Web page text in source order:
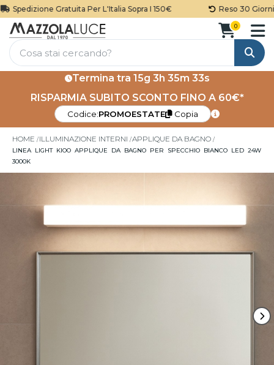
Spedizione Gratuita Per L'Italia Sopra I 150€ Reso 30 Giorni
Cerca
0
Termina tra 15g 3h 35m 32s
RISPARMIA SUBITO SCONTO FINO A 60€*
Codice:PROMOESTATE Copia
HOME ILLUMINAZIONE INTERNI APPLIQUE DA BAGNO
LINEA LIGHT KIOO APPLIQUE DA BAGNO PER SPECCHIO BIANCO LED 24W
3000K